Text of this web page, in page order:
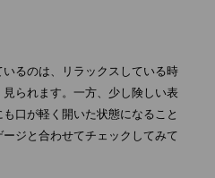
るのは、リラックスしている時
られます。一方、少し険しい表
口が軽く開いた状態になること
ジと合わせてチェックしてみて